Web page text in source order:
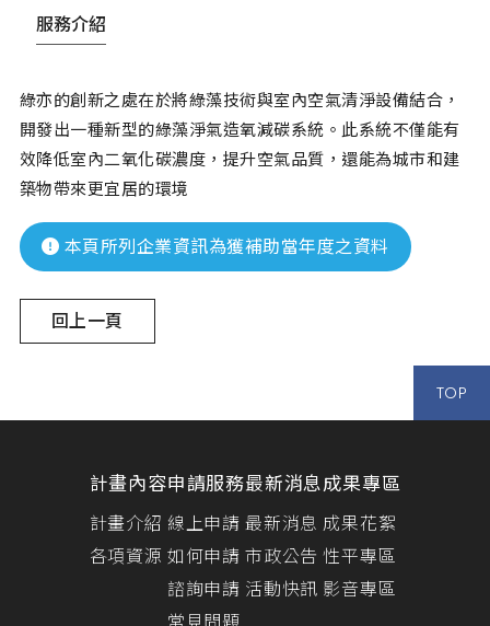
服務介紹
綠亦的創新之處在於將綠藻技術與室內空氣清淨設備結合，
開發出一種新型的綠藻淨氣造氧減碳系統。此系統不僅能有
效降低室內二氧化碳濃度，提升空氣品質，還能為城市和建
築物帶來更宜居的環境
本頁所列企業資訊為獲補助當年度之資料
回上一頁
TOP
計畫內容
計畫介紹
各項資源
申請服務
線上申請
如何申請
諮詢申請
最新消息
最新消息
市政公告
活動快訊
成果專區
成果花絮
性平專區
影音專區